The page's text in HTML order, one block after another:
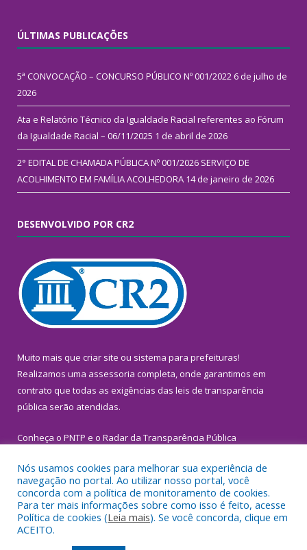
ÚLTIMAS PUBLICAÇÕES
5ª CONVOCAÇÃO – CONCURSO PÚBLICO Nº 001/2022 6 de julho de
2026
Ata e Relatório Técnico da Igualdade Racial referentes ao Fórum
da Igualdade Racial – 06/11/2025 1 de abril de 2026
2° EDITAL DE CHAMADA PÚBLICA Nº 001/2026 SERVIÇO DE
ACOLHIMENTO EM FAMÍLIA ACOLHEDORA 14 de janeiro de 2026
DESENVOLVIDO POR CR2
Muito mais que criar site ou sistema para prefeituras!
Realizamos uma assessoria completa, onde garantimos em
contrato que todas as exigências das leis de transparência
pública serão atendidas.
Conheça o PNTP e o Radar da Transparência Pública
Todos os direitos reservados a Prefeitura Municipal de
Inhangapi.
Nós usamos cookies para melhorar sua experiência de
navegação no portal. Ao utilizar nosso portal, você
concorda com a política de monitoramento de cookies.
Para ter mais informações sobre como isso é feito, acesse
Política de cookies (Leia mais). Se você concorda, clique em
ACEITO.